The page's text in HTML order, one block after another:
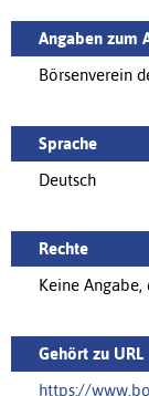
Angaben zum
Börsenverein
Sprache
Deutsch
Rechte
Keine
Gehört zu URL
https://